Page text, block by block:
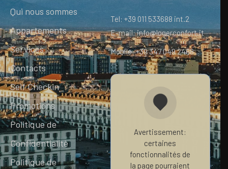
Qui nous sommes
Appartements
Services
Contacts
Self Checkin
Promotions
Politique de
Confidentialitè
Politique de
Tel: +39 011 533688 int.2
E-mail: info@logerconfort.it
Mobile: +39 347 049 2468
Avertissement:
certaines
fonctionnalités de
la page pourraient